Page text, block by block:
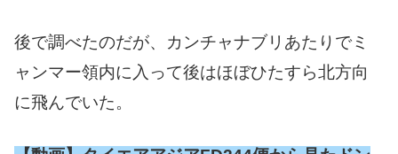
後で調べたのだが、カンチャナブリあたりでミ
ャンマー領内に入って後はほぼひたすら北方向
に飛んでいた。